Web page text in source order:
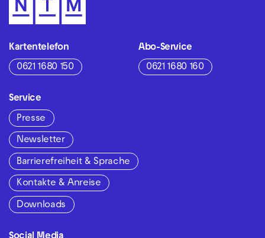
Kartentelefon
0621 1680 150
Abo-Service
0621 1680 160
Service
Presse
Newsletter
Barrierefreiheit & Sprache
Kontakte & Anreise
Downloads